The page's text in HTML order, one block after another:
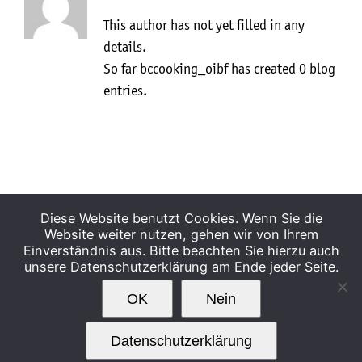
This author has not yet filled in any
details.
So far bccooking_oibf has created 0 blog
entries.
© ÖIBF 2020 ÜBER UNS
KONTAKT
IMPRESSUM
BARRIEREFREIHEIT
DATENSCHUTZERKLÄRUNG
NUTZUNGSBEDINGUNGEN
Diese Website benutzt Cookies. Wenn Sie die
Website weiter nutzen, gehen wir von Ihrem
Einverständnis aus. Bitte beachten Sie hierzu auch
unsere Datenschutzerklärung am Ende jeder Seite.
OK Nein
Datenschutzerklärung